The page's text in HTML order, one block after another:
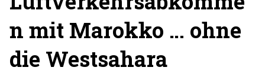
n mit Marokko … ohne
die Westsahara